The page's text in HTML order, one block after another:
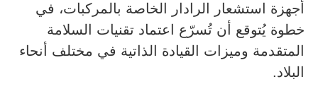
أجهزة استشعار الرادار الخاصة بالمركبات، في
خطوة يُتوقع أن تُسرّع اعتماد تقنيات السلامة
المتقدمة وميزات القيادة الذاتية في مختلف أنحاء
البلاد.